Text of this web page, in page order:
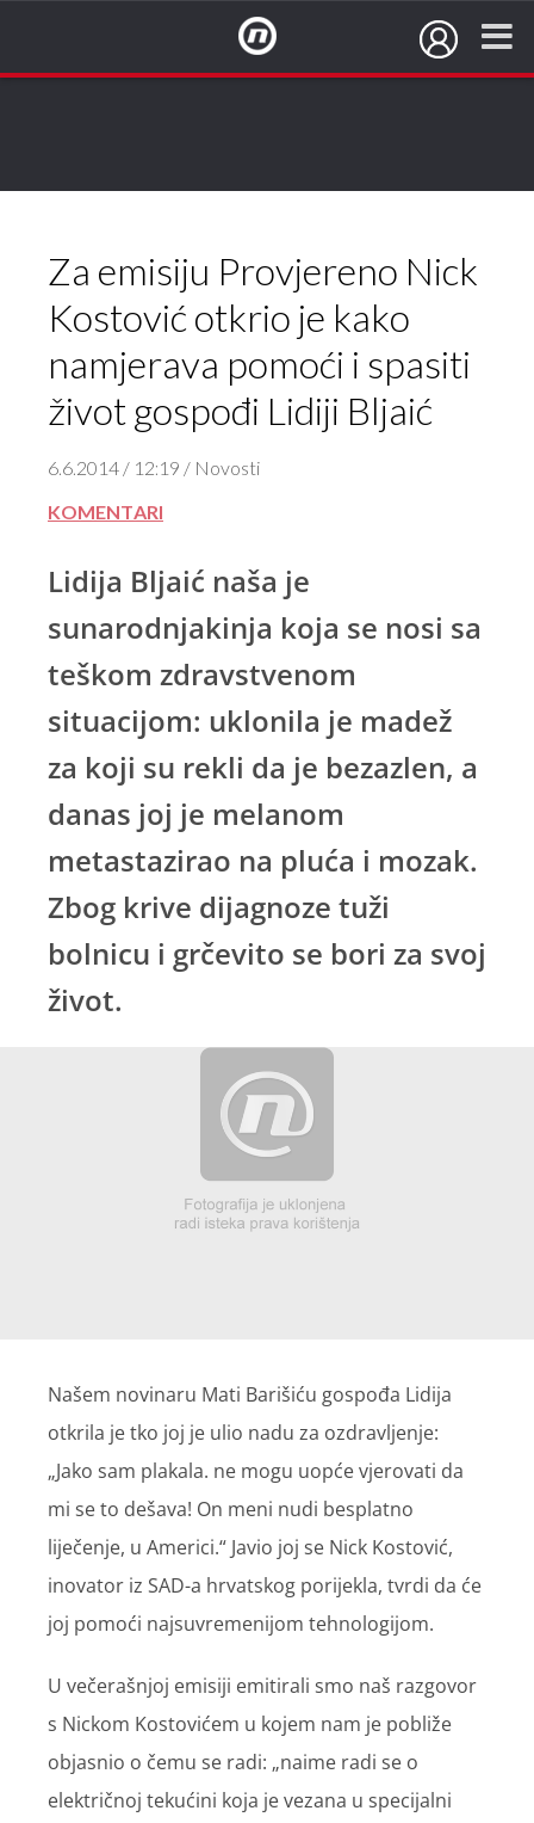
Za emisiju Provjereno Nick
Kostović otkrio je kako
namjerava pomoći i spasiti
život gospođi Lidiji Bljaić
6.6.2014 / 12:19 / Novosti
KOMENTARI
Lidija Bljaić naša je
sunarodnjakinja koja se nosi sa
teškom zdravstvenom
situacijom: uklonila je madež
za koji su rekli da je bezazlen, a
danas joj je melanom
metastazirao na pluća i mozak.
Zbog krive dijagnoze tuži
bolnicu i grčevito se bori za svoj
život.
Našem novinaru Mati Barišiću gospođa Lidija
otkrila je tko joj je ulio nadu za ozdravljenje:
„Jako sam plakala. ne mogu uopće vjerovati da
mi se to dešava! On meni nudi besplatno
liječenje, u Americi.“ Javio joj se Nick Kostović,
inovator iz SAD-a hrvatskog porijekla, tvrdi da će
joj pomoći najsuvremenijom tehnologijom.
U večerašnjoj emisiji emitirali smo naš razgovor
s Nickom Kostovićem u kojem nam je pobliže
objasnio o čemu se radi: „naime radi se o
električnoj tekućini koja je vezana u specijalni